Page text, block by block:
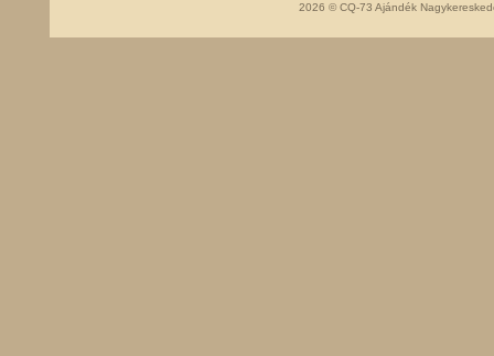
2026 © CQ-73 Ajándék